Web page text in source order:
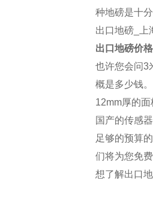
种地磅是十
出口地磅_上
出口地磅价
也许您会问3
概是多少钱
12mm厚的
国产的传感
足够的预算
们将为您免
想了解出口